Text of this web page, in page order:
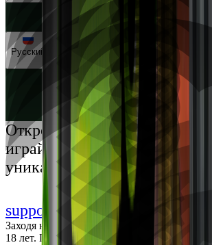
🇺🇸 Доллары (USD)
🇺🇦 Гривны (UAH)
Русский
Русский
Українська
Открой мир премиальных
играй честно и наслаждайся
уникальными впечатлениями
support@cs-wiki.org
Заходя на этот сайт, вы подтверждаете, что
18 лет. Проблемы с азартными играми?